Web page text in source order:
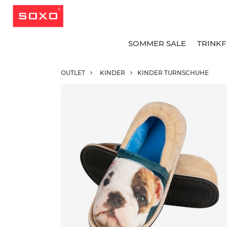
SOMMER SALE
OUTLET KINDER KINDER TURNSCHUHE